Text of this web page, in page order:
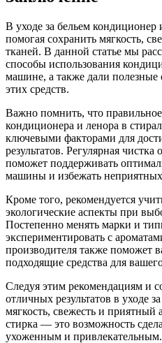
В уходе за бельем
помогая сохранить мягкость,
тканей. В данной статье мы
способы использования
машине, а также дали
этих средств.
Важно помнить, что
кондиционера и ленора в
ключевыми факторами для
результатов. Регулярная
поможет поддерживать
машины и избежать неприятных
Кроме того, рекомендуется
экологические аспекты при
Постепенно менять марки и
экспериментировать с
производителя также поможет
подходящие средства для
Следуя этим рекомендациям и
отличных результатов в уходе
мягкость, свежесть и
стирка — это возможность
ухоженным и привлекательным.